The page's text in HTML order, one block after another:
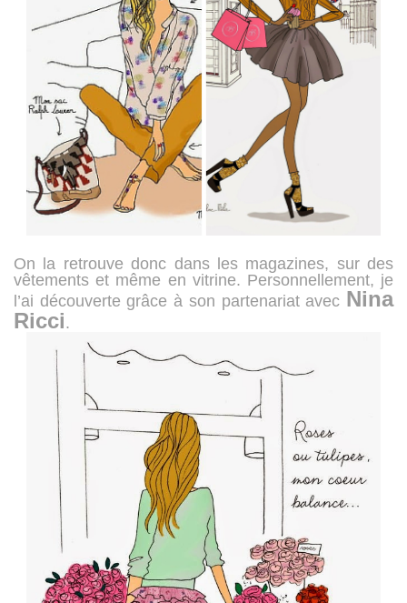
On la retrouve donc dans les magazines, sur des
vêtements et même en vitrine. Personnellement, je
l’ai découverte grâce à son partenariat avec Nina
Ricci.